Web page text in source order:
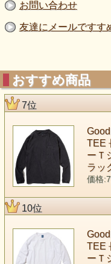
お問い合わせ
友達にメールですす
おすすめ商品
7位
TEE
ーＴ
ラッ
価格
10位
TEE
ーＴ